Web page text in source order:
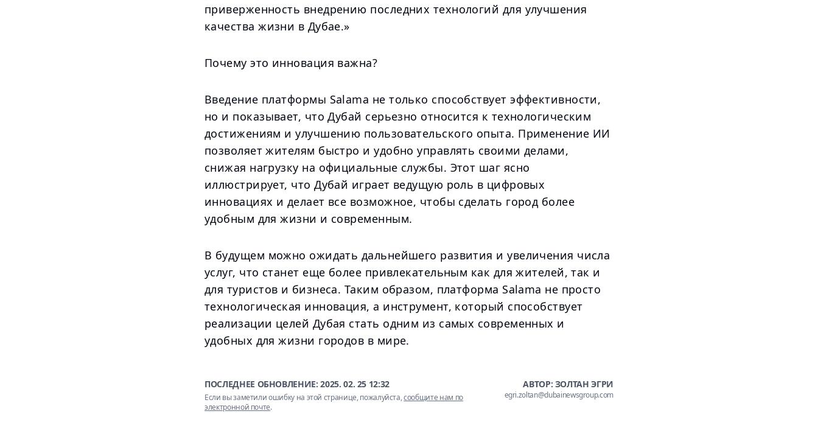
приверженность внедрению последних технологий для улучшения
качества жизни в Дубае.»
Почему это инновация важна?
Введение платформы Salama не только способствует эффективности,
но и показывает, что Дубай серьезно относится к технологическим
достижениям и улучшению пользовательского опыта. Применение ИИ
позволяет жителям быстро и удобно управлять своими делами,
снижая нагрузку на официальные службы. Этот шаг ясно
иллюстрирует, что Дубай играет ведущую роль в цифровых
инновациях и делает все возможное, чтобы сделать город более
удобным для жизни и современным.
В будущем можно ожидать дальнейшего развития и увеличения числа
услуг, что станет еще более привлекательным как для жителей, так и
для туристов и бизнеса. Таким образом, платформа Salama не просто
технологическая инновация, а инструмент, который способствует
реализации целей Дубая стать одним из самых современных и
удобных для жизни городов в мире.
ПОСЛЕДНЕЕ ОБНОВЛЕНИЕ:2025. 02. 25 12:32
Если вы заметили ошибку на этой странице, пожалуйста,сообщите нам по
электронной почте.
АВТОР: ЗОЛТАН ЭГРИ
egri.zoltan@dubainewsgroup.com